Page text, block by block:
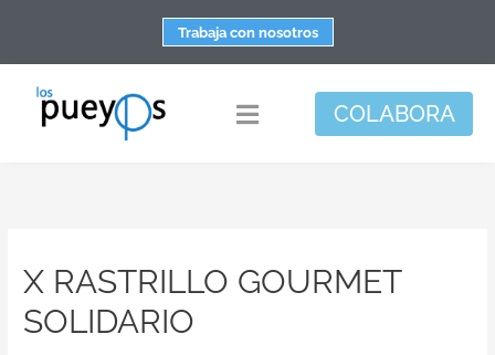
contenido
Trabaja con nosotros
Toggle
Apoyo personal y familiar
Espacio de bienestar
COLABORA
X RASTRILLO GOURMET
SOLIDARIO